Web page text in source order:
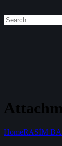
HomeRASİM